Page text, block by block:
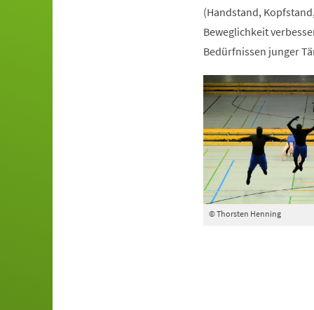
(Handstand,
Beweglichkeit
Bedürfnissen junger
© Thorsten Henning